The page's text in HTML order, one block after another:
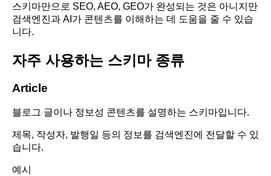
스키마만으로 SEO, AEO, GEO가 완성되는 것은 아니지만
검색엔진과 AI가 콘텐츠를 이해하는 데 도움을 줄 수 있습
니다.
자주 사용하는 스키마 종류
Article
블로그 글이나 정보성 콘텐츠를 설명하는 스키마입니다.
제목, 작성자, 발행일 등의 정보를 검색엔진에 전달할 수 있
습니다.
예시